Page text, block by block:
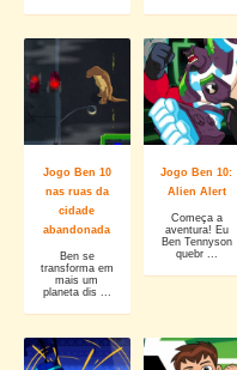
Jogo Ben 10
nas ruas da
cidade
abandonada
Ben se
transforma em
mais um
planeta dis ...
Jogo Ben 10:
Alien Alert
Começa a
aventura! Eu
Ben Tennyson
quebr ...